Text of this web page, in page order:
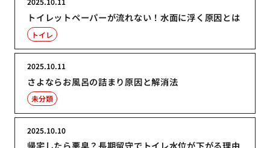
トイレットペーパーが流れない！水面に浮く原因とは
トイレ
さよならお風呂の詰まり原因と解消法
2025.10.11
未分類
2025.10.10